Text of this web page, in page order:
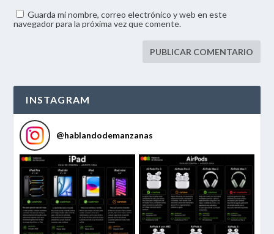
Guarda mi nombre, correo electrónico y web en este
navegador para la próxima vez que comente.
INSTAGRAM
@hablandodemanzanas